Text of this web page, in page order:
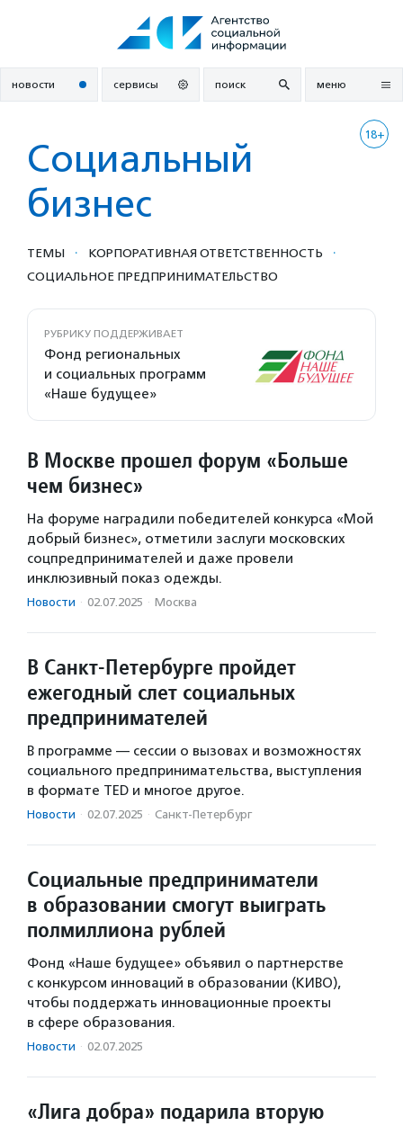
новости сервисы поиск меню
18+
Социальный
бизнес
ТЕМЫ · КОРПОРАТИВНАЯ ОТВЕТСТВЕННОСТЬ ·
СОЦИАЛЬНОЕ ПРЕДПРИ­НИМА­ТЕЛЬ­СТВО
РУБРИКУ ПОДДЕРЖИВАЕТ
Фонд региональных
и социальных программ
«Наше будущее»
В Москве прошел форум «Больше
чем бизнес»
На форуме наградили победителей конкурса «Мой
добрый бизнес», отметили заслуги московских
соцпредпринимателей и даже провели
инклюзивный показ одежды.
Новости · 02.07.2025 · Москва
В Санкт-Петербурге пройдет
ежегодный слет социальных
предпринимателей
В программе — сессии о вызовах и возможностях
социального предпринимательства, выступления
в формате TED и многое другое.
Новости · 02.07.2025 · Санкт-Петербург
Социальные предприниматели
в образовании смогут выиграть
полмиллиона рублей
Фонд «Наше будущее» объявил о партнерстве
с конкурсом инноваций в образовании (КИВО),
чтобы поддержать инновационные проекты
в сфере образования.
Новости · 02.07.2025
«Лига добра» подарила вторую